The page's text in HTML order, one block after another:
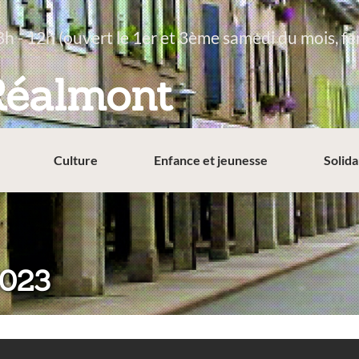
- 12h (ouvert le 1er et 3ème samedi du mois,
Culture Enfance et jeunesse